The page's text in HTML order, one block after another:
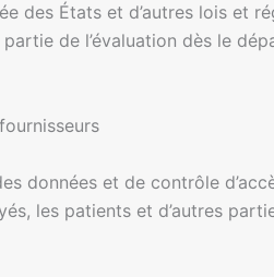
des États et d’autres lois et
de l’évaluation dès le
données et de contrôle
les patients et d’autres